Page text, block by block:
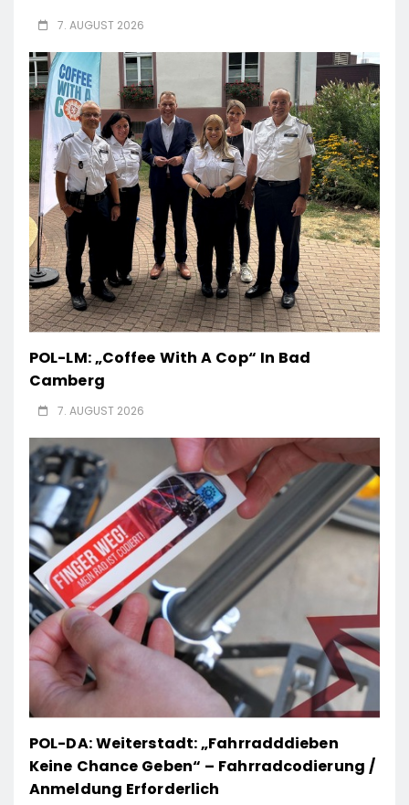
7. AUGUST 2026
POL-LM: „Coffee With A Cop“ In Bad
Camberg
7. AUGUST 2026
POL-DA: Weiterstadt: „Fahrradddieben
Keine Chance Geben“ – Fahrradcodierung /
Anmeldung Erforderlich